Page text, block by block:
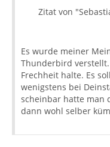
Zitat von
Es wurde meiner
Thunderbird
Frechheit halte. Es
wenigstens bei
scheinbar hatte man
dann wohl selber